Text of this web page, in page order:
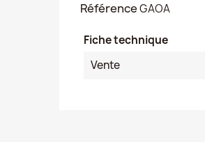
RéférenceGAOA
Fiche technique
Vente